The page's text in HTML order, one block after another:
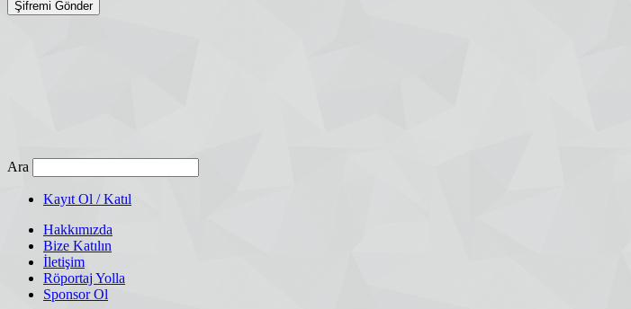
Ara
Kayıt Ol / Katıl
Hakkımızda
Bize Katılın
İletişim
Röportaj Yolla
Sponsor Ol